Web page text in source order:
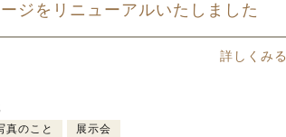
ジをリニューアルいたしました
詳しくみる
真のこと 展示会